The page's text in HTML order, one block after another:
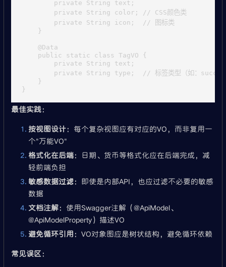
        private String text;
        private String color; // CSS颜色类
        private String icon;  // 图标类
    }
    @Data
    public static class TagVO {
        private String text;
private String type;  // 标签类型（如：
    }
最佳实践：
按视图设计：每个复杂视图应有对应的VO，而非复用一
个"万能VO"
格式化在后端：日期、货币等格式化应在后端完成，减
轻前端负担
敏感数据过滤：即使是内部API，也应过滤不必要的敏感
数据
文档注解：使用Swagger注解（@ApiModel、
@ApiModelProperty）描述VO
避免循环引用 ：VO对象图应是树状结构，避免循环依赖
常见误区 ：